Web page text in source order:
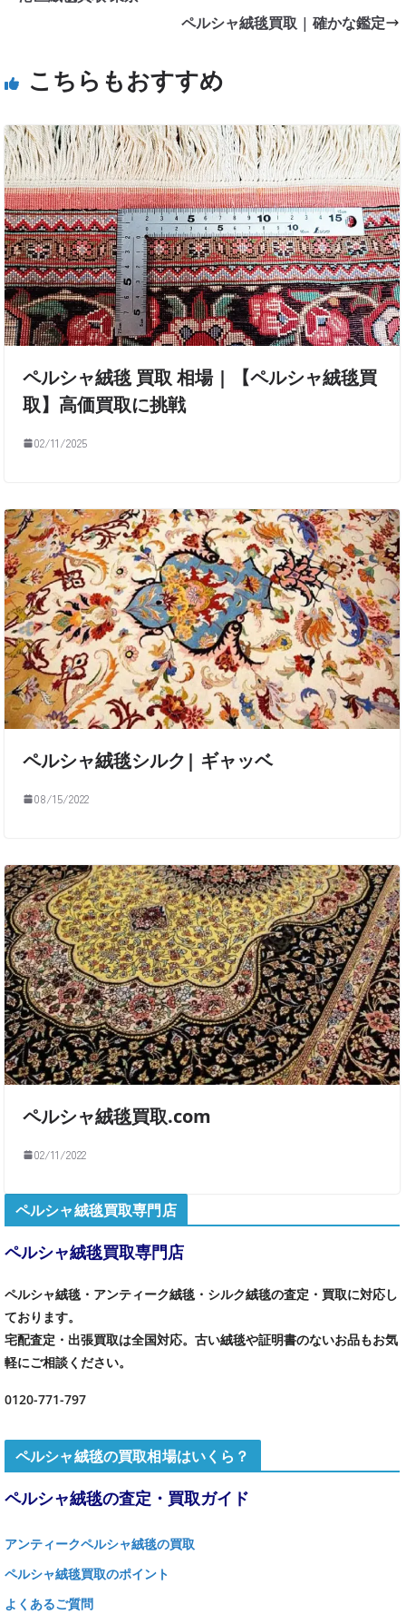
ペルシャ絨毯買取 | 確かな鑑定
こちらもおすすめ
ペルシャ絨毯 買取 相場 | 【ペルシャ絨毯買
取】高価買取に挑戦
02/11/2025
ペルシャ絨毯シルク| ギャッベ
08/15/2022
ペルシャ絨毯買取.com
02/11/2022
ペルシャ絨毯買取専門店
ペルシャ絨毯買取専門店
ペルシャ絨毯・アンティーク絨毯・シルク絨毯の査定・買取に対応し
ております。
宅配査定・出張買取は全国対応。古い絨毯や証明書のないお品もお気
軽にご相談ください。
0120-771-797
ペルシャ絨毯の買取相場はいくら？
ペルシャ絨毯の査定・買取ガイド
アンティークペルシャ絨毯の買取
ペルシャ絨毯買取のポイント
よくあるご質問